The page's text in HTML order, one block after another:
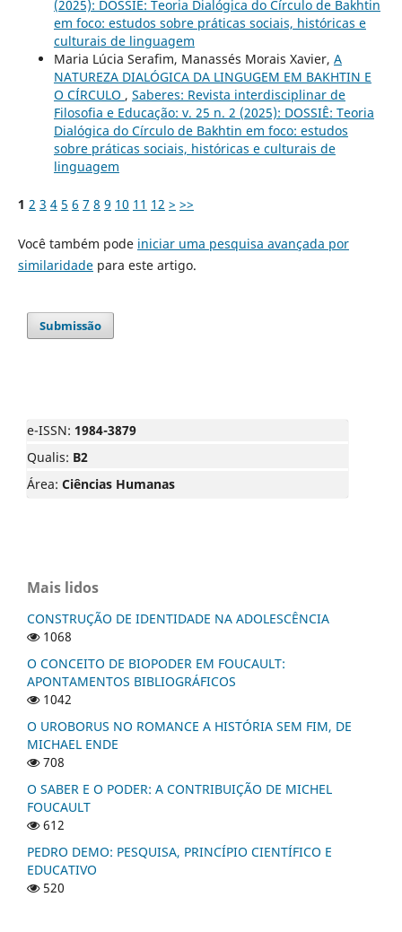
(2025): DOSSIÊ: Teoria Dialógica do Círculo de Bakhtin
em foco: estudos sobre práticas sociais, históricas e
culturais de linguagem
Maria Lúcia Serafim, Manassés Morais Xavier, A
NATUREZA DIALÓGICA DA LINGUGEM EM BAKHTIN E
O CÍRCULO , Saberes: Revista interdisciplinar de
Filosofia e Educação: v. 25 n. 2 (2025): DOSSIÊ: Teoria
Dialógica do Círculo de Bakhtin em foco: estudos
sobre práticas sociais, históricas e culturais de
linguagem
1 2 3 4 5 6 7 8 9 10 11 12 > >>
Você também pode iniciar uma pesquisa avançada por
similaridadepara este artigo.
Submissão
e-ISSN: 1984-3879
Qualis: B2
Área: Ciências Humanas
Mais lidos
CONSTRUÇÃO DE IDENTIDADE NA ADOLESCÊNCIA
1068
O CONCEITO DE BIOPODER EM FOUCAULT:
APONTAMENTOS BIBLIOGRÁFICOS
1042
O UROBORUS NO ROMANCE A HISTÓRIA SEM FIM, DE
MICHAEL ENDE
708
O SABER E O PODER: A CONTRIBUIÇÃO DE MICHEL
FOUCAULT
612
PEDRO DEMO: PESQUISA, PRINCÍPIO CIENTÍFICO E
EDUCATIVO
520